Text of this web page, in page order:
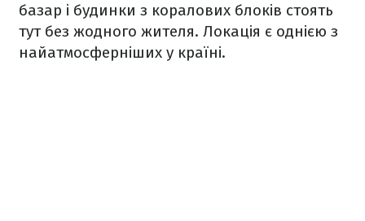
базар і будинки з коралових блоків стоять
тут без жодного жителя. Локація є однією з
найатмосферніших у країні.